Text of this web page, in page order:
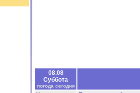
08.08
Суббота
погода сегодня